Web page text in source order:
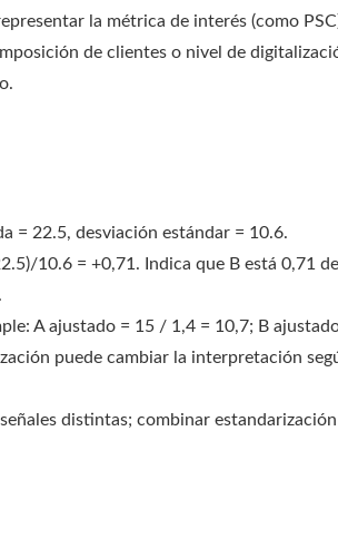
la métrica de interés (como
de clientes o nivel de
= 22.5, desviación estándar = 10.6.
10.6 = +0,71. Indica que B está 0,71
A ajustado = 15 / 1,4 = 10,7; B
puede cambiar la interpretación
distintas; combinar